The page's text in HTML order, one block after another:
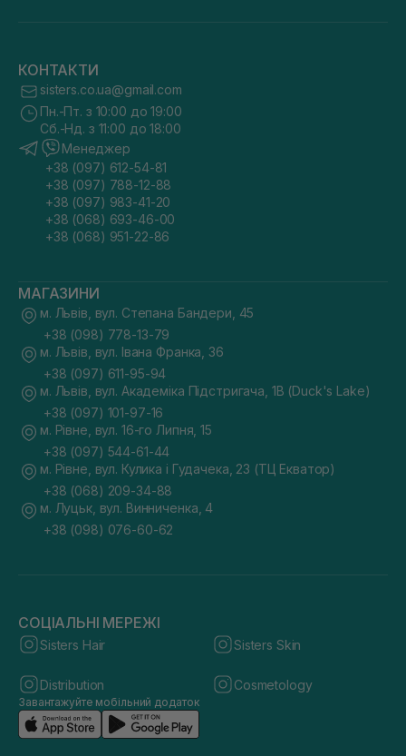
КОНТАКТИ
sisters.co.ua@gmail.com
Пн.-Пт. з 10:00 до 19:00
Сб.-Нд. з 11:00 до 18:00
Менеджер
+38 (097) 612-54-81
+38 (097) 788-12-88
+38 (097) 983-41-20
+38 (068) 693-46-00
+38 (068) 951-22-86
МАГАЗИНИ
м. Львів, вул. Степана Бандери, 45
+38 (098) 778-13-79
м. Львів, вул. Івана Франка, 36
+38 (097) 611-95-94
м. Львів, вул. Академіка Підстригача, 1В (Duck's Lake)
+38 (097) 101-97-16
м. Рівне, вул. 16-го Липня, 15
+38 (097) 544-61-44
м. Рівне, вул. Кулика і Гудачека, 23 (ТЦ Екватор)
+38 (068) 209-34-88
м. Луцьк, вул. Винниченка, 4
+38 (098) 076-60-62
СОЦІАЛЬНІ МЕРЕЖІ
Sisters Hair Sisters Skin
Distribution Cosmetology
Завантажуйте мобільний додаток